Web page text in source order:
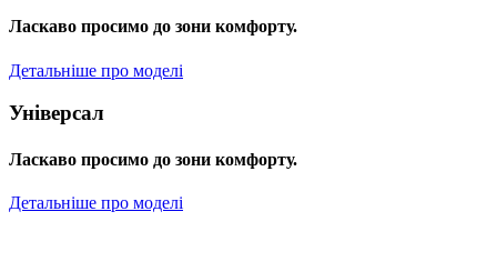
Ласкаво просимо до зони комфорту.
Детальніше про моделі
Універсал
Ласкаво просимо до зони комфорту.
Детальніше про моделі